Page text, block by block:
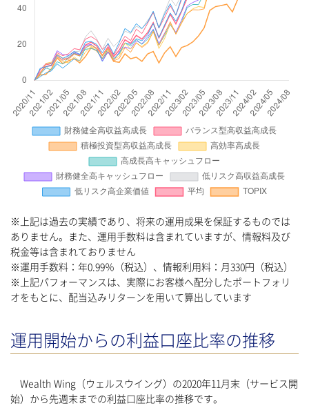
※上記は過去の実績であり、将来の運用成果を保証するものでは
ありません。また、運用手数料は含まれていますが、情報料及び
税金等は含まれておりません
※運用手数料：年0.99％（税込）、情報利用料：月330円（税込）
※上記パフォーマンスは、実際にお客様へ配分したポートフォリ
オをもとに、配当込みリターンを用いて算出しています
運用開始からの利益口座比率の推移
Wealth Wing（ウェルスウイング）の2020年11月末（サービス開
始）から先週末までの利益口座比率の推移です。